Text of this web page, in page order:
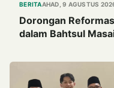
BERITAAHAD, 9 AGUSTUS
Dorongan
dalam Bahtsul